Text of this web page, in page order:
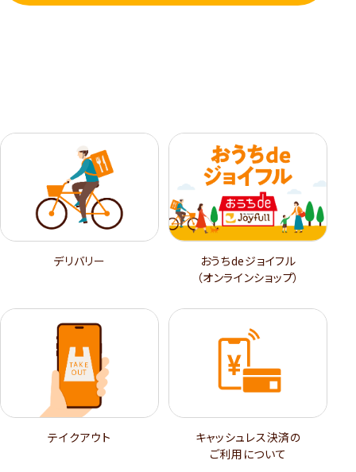
デリバリー
おうちdeジョイフル
（オンラインショップ）
テイクアウト
キャッシュレス決済の
ご利用について